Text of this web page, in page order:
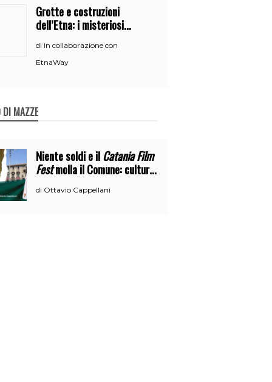
Grotte e costruzioni
dell’Etna: i misteriosi
di in collaborazione con
EtnaWay
DI MAZZE
Niente soldi e ilCatania Film
Festmolla il Comune: cultura
di Ottavio Cappellani